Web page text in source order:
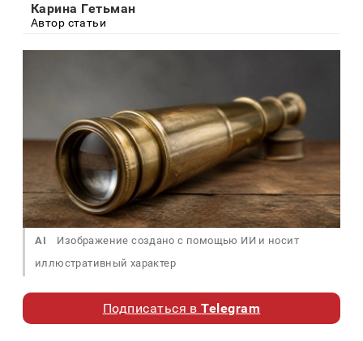
Карина Гетьман
Автор статьи
AI
Изображение создано с помощью ИИ и носит
иллюстративный характер
Подписаться вTelegram